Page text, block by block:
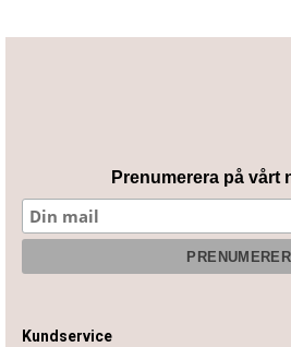
Prenumerera på vårt
Kundservice